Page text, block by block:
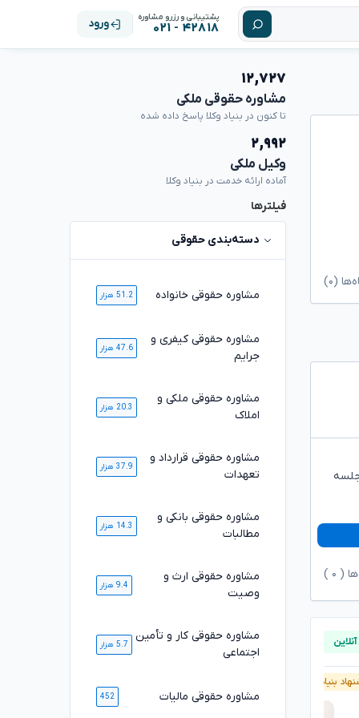
پشتیبانی و رزرو مشاوره
۴۲۸۱۸ - ۰۲۱ ورود
(۰)
( ۰
بنیاد وکلا
۱۲,۷۲۷
مشاوره حقوقی ملکی
تا کنون در بنیاد وکلا پاسخ داده شده
۲,۹۹۲
وکیل ملکی
آماده ارائه خدمت در بنیاد وکلا
فیلترها
دسته‌بندی حقوقی
مشاوره حقوقی خانواده 51.2 هزار
مشاوره حقوقی کیفری و
جرایم
47.6 هزار
مشاوره حقوقی ملکی و
املاک
20.3 هزار
مشاوره حقوقی قرارداد و
تعهدات
37.9 هزار
مشاوره حقوقی بانکی و
مطالبات
14.3 هزار
مشاوره حقوقی ارث و
وصیت
9.4 هزار
مشاوره حقوقی کار و تأمین
اجتماعی
5.7 هزار
مشاوره حقوقی مالیات 452